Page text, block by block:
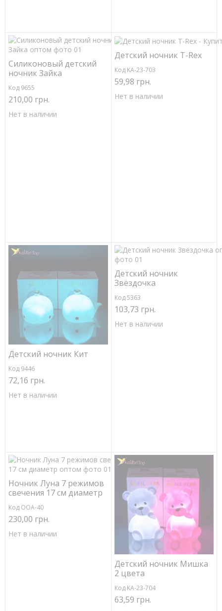
Силиконовый детский
ночник Зайка
Код 9655
210,00 грн.
Нет в наличии
Детский ночник T-Rex
Код KA-23-703
59,98 грн.
Нет в наличии
Детский ночник Кит
Код 9446
72,16 грн.
Нет в наличии
Детский ночник
Звёздочка
Код 5363
103,73 грн.
Нет в наличии
Ночник Луна 7 режимов
свечения 17 см диаметр
Код ОOА-40
230,00 грн.
Нет в наличии
Детский ночник Мишка
2 цвета
Код KA-23-704
63,59 грн.